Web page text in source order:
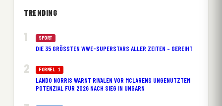
TRENDING
SPORT
DIE 35 GRÖSSTEN WWE-SUPERSTARS ALLER ZEITEN – GEREIHT
FORMEL 1
LANDO NORRIS WARNT RIVALEN VOR MCLARENS UNGENUTZTEM
POTENZIAL FÜR 2026 NACH SIEG IN UNGARN